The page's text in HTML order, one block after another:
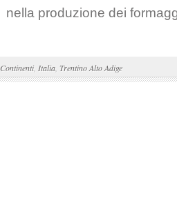
nella produzione dei
Continenti, Italia Trentino Alto Adige